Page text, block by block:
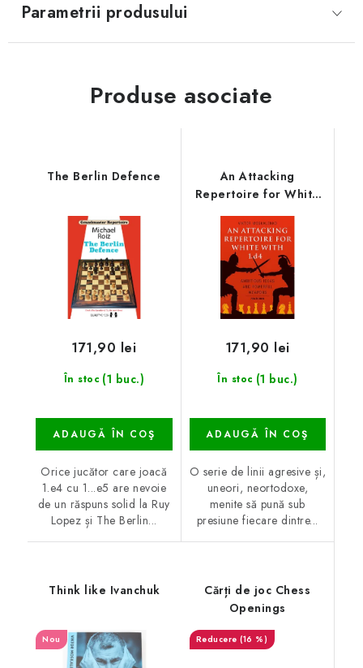
Parametrii produsului
Produse asociate
The Berlin Defence
În stoc (1 buc.)
171,90 lei
ADAUGĂ ÎN COŞ
Orice jucător care joacă
1.e4 cu 1...e5 are nevoie
de un răspuns solid la Ruy
Lopez și The Berlin...
An Attacking
Repertoire for White
with 1.d4
În stoc (1 buc.)
171,90 lei
ADAUGĂ ÎN COŞ
O serie de linii agresive și,
uneori, neortodoxe,
menite să pună sub
presiune fiecare dintre...
Think like Ivanchuk
Nou
Cărți de joc Chess
Openings
(16 %)